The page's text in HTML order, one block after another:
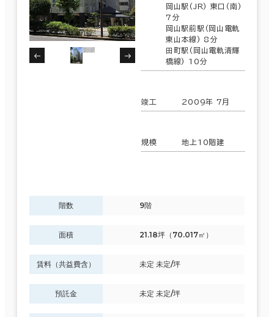
岡山駅(JR) 東口(南)
7分
岡山駅前駅(岡山電軌
東山本線) 8分
田町駅(岡山電軌清輝
橋線) 10分
竣工 2009年 7月
規模 地上10階建
階数 9階
面積 21.18坪（70.017㎡）
賃料（共益費含） 未定 未定/坪
預託金 未定 未定/坪